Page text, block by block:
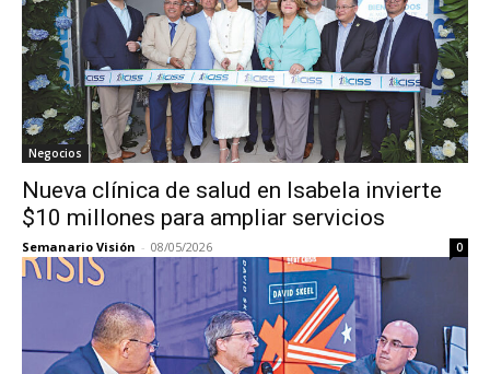
Negocios
Nueva clínica de salud en Isabela invierte
$10 millones para ampliar servicios
Semanario Visión - 08/05/2026 0